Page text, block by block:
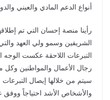
أنواع الدعم المادي والعيني
رأينا منصة إحسان التي تم
الشريفين وسمو ولي العهد
التبرعات اللاحقة عكست
رجال الأعمال والمواطنين
سيتم من خلالها إيصال
والأشخاص الأشد احتياجاً